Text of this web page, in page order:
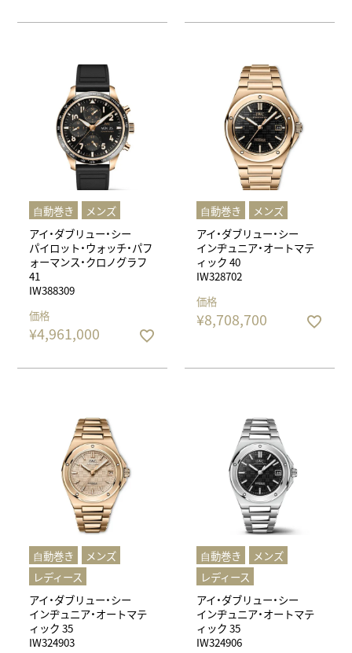
⾃動巻き
メンズ
アイ・ダブリュー・シー
パイロット・ウォッチ・パフ
ォーマンス・クロノグラフ
41
IW388309
価格
¥4,961,000
⾃動巻き
メンズ
アイ・ダブリュー・シー
インヂュニア・オートマテ
ィック 40
IW328702
価格
¥8,708,700
⾃動巻き
メンズ
レディース
アイ・ダブリュー・シー
インヂュニア・オートマテ
ィック 35
IW324903
⾃動巻き
メンズ
レディース
アイ・ダブリュー・シー
インヂュニア・オートマテ
ィック 35
IW324906